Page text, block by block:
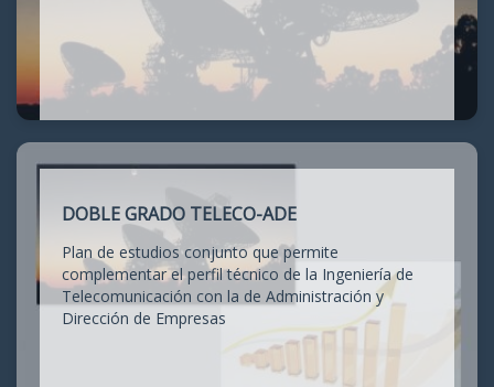
DOBLE GRADO TELECO-ADE
Plan de estudios conjunto que permite
complementar el perfil técnico de la Ingeniería de
Telecomunicación con la de Administración y
Dirección de Empresas